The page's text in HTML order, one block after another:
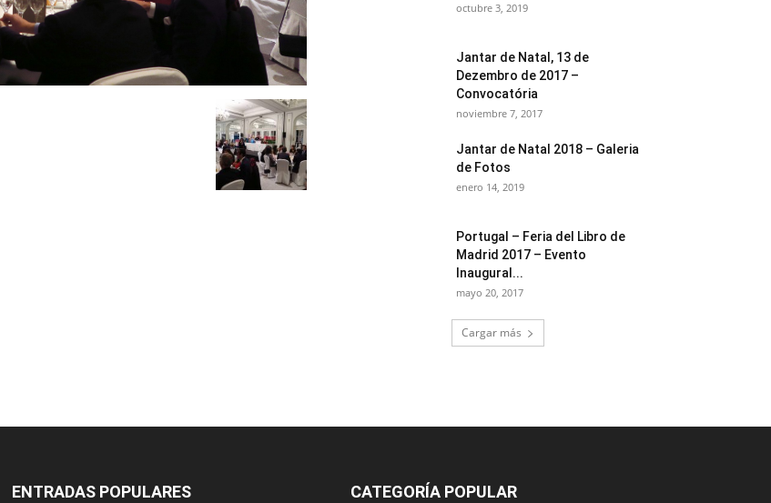
octubre 3, 2019
Jantar de Natal, 13 de
Dezembro de 2017 –
Convocatória
noviembre 7, 2017
Jantar de Natal 2018 – Galeria
de Fotos
enero 14, 2019
Portugal – Feria del Libro de
Madrid 2017 – Evento
Inaugural...
mayo 20, 2017
Cargar más
ENTRADAS POPULARES CATEGORÍA POPULAR